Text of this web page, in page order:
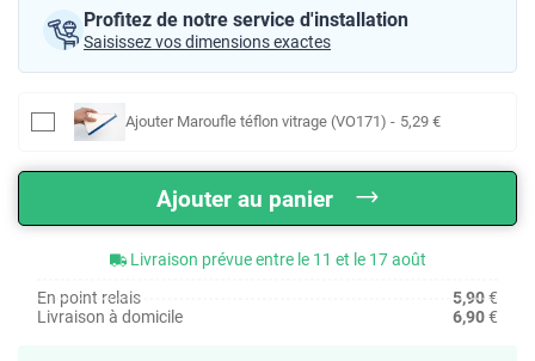
Profitez de notre service d'installation
Saisissez vos dimensions exactes
Ajouter Maroufle téflon vitrage (VO171) - 5,29 €
Ajouter au panier
Livraison prévue entre le 11 et le 17 août
En point relais
5,90€
Livraison à domicile
6,90€